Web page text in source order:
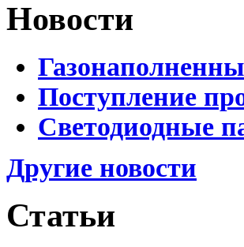
Новости
Поступление
Светодиодные
Другие новости
Статьи